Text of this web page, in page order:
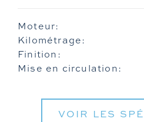
Moteur:
Kilométrage:
Finition:
Mise en circulation:
VOIR LES